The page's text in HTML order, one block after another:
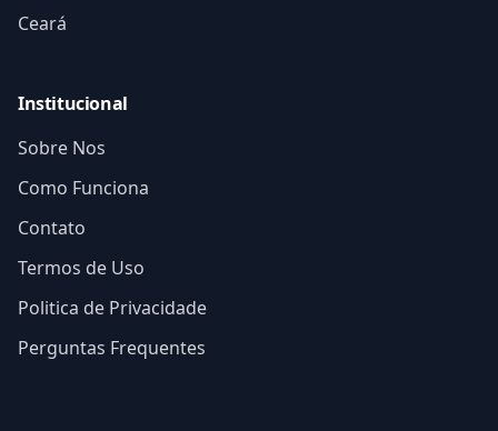
Ceará
Institucional
Sobre Nos
Como Funciona
Contato
Termos de Uso
Politica de Privacidade
Perguntas Frequentes